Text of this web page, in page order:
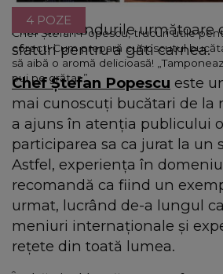
Chef Ștefan Popescu, trucuri utile
corect! Cum prepară cunoscutul
să aibă o aromă delicioasă!
pui pe grătar.”
4 POZE
Află din rândurile următoare
sfaturi pentru a găti carnea.
Chef Ștefan Popescu este
mai cunoscuți bucătari de la
a ajuns în atenția publicului
participarea sa ca jurat la un
Astfel, experiența în
recomandă ca fiind un
urmat, lucrând de-a lungul
meniuri internaționale și
rețete din toată lumea.